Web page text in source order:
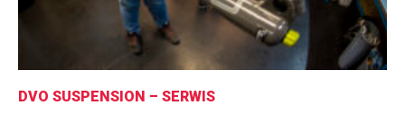
DVO SUSPENSION – SERWIS